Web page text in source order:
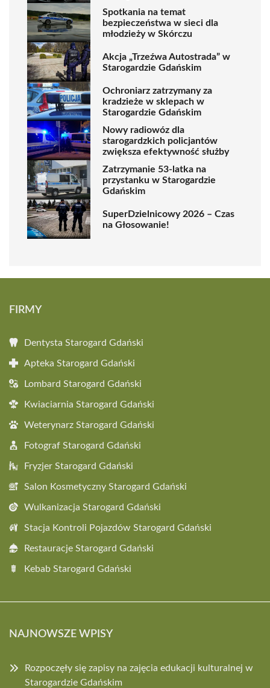
Spotkania na temat
bezpieczeństwa w sieci dla
młodzieży w Skórczu
Akcja „Trzeźwa Autostrada” w
Starogardzie Gdańskim
Ochroniarz zatrzymany za
kradzieże w sklepach w
Starogardzie Gdańskim
Nowy radiowóz dla
starogardzkich policjantów
zwiększa efektywność służby
Zatrzymanie 53-latka na
przystanku w Starogardzie
Gdańskim
SuperDzielnicowy 2026 – Czas
na Głosowanie!
FIRMY
Dentysta Starogard Gdański
Apteka Starogard Gdański
Lombard Starogard Gdański
Kwiaciarnia Starogard Gdański
Weterynarz Starogard Gdański
Fotograf Starogard Gdański
Fryzjer Starogard Gdański
Salon Kosmetyczny Starogard Gdański
Wulkanizacja Starogard Gdański
Stacja Kontroli Pojazdów Starogard Gdański
Restauracje Starogard Gdański
Kebab Starogard Gdański
NAJNOWSZE WPISY
Rozpoczęły się zapisy na zajęcia edukacji kulturalnej w
Starogardzie Gdańskim